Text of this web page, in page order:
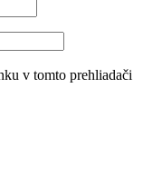
v tomto prehliadači